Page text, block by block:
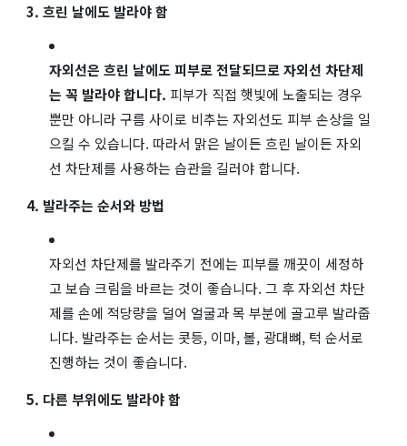
3. 흐린 날에도 발라야 함
자외선은 흐린 날에도 피부로 전달되므로 자외선 차단제
는 꼭 발라야 합니다. 피부가 직접 햇빛에 노출되는 경우
뿐만 아니라 구름 사이로 비추는 자외선도 피부 손상을 일
으킬 수 있습니다. 따라서 맑은 날이든 흐린 날이든 자외
선 차단제를 사용하는 습관을 길러야 합니다.
4. 발라주는 순서와 방법
자외선 차단제를 발라주기 전에는 피부를 깨끗이 세정하
고 보습 크림을 바르는 것이 좋습니다. 그 후 자외선 차단
제를 손에 적당량을 덜어 얼굴과 목 부분에 골고루 발라줍
니다. 발라주는 순서는 콧등, 이마, 볼, 광대뼈, 턱 순서로
진행하는 것이 좋습니다.
5. 다른 부위에도 발라야 함